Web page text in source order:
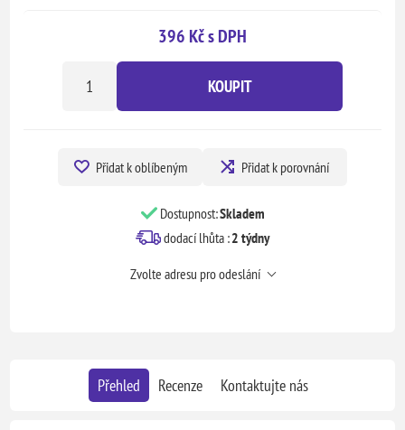
396 Kč s DPH
KOUPIT
Přidat k oblíbeným Přidat k porovnání
Dostupnost:Skladem
dodací lhůta :2 týdny
Zvolte adresu pro odeslání
Přehled Recenze Kontaktujte nás